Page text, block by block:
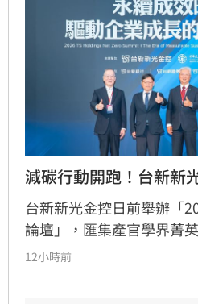
減碳行動開跑！台新新
台新新光金控日前舉辦「
論壇」，匯集產官學界菁
策、碳定價制度及企業轉
12小時前